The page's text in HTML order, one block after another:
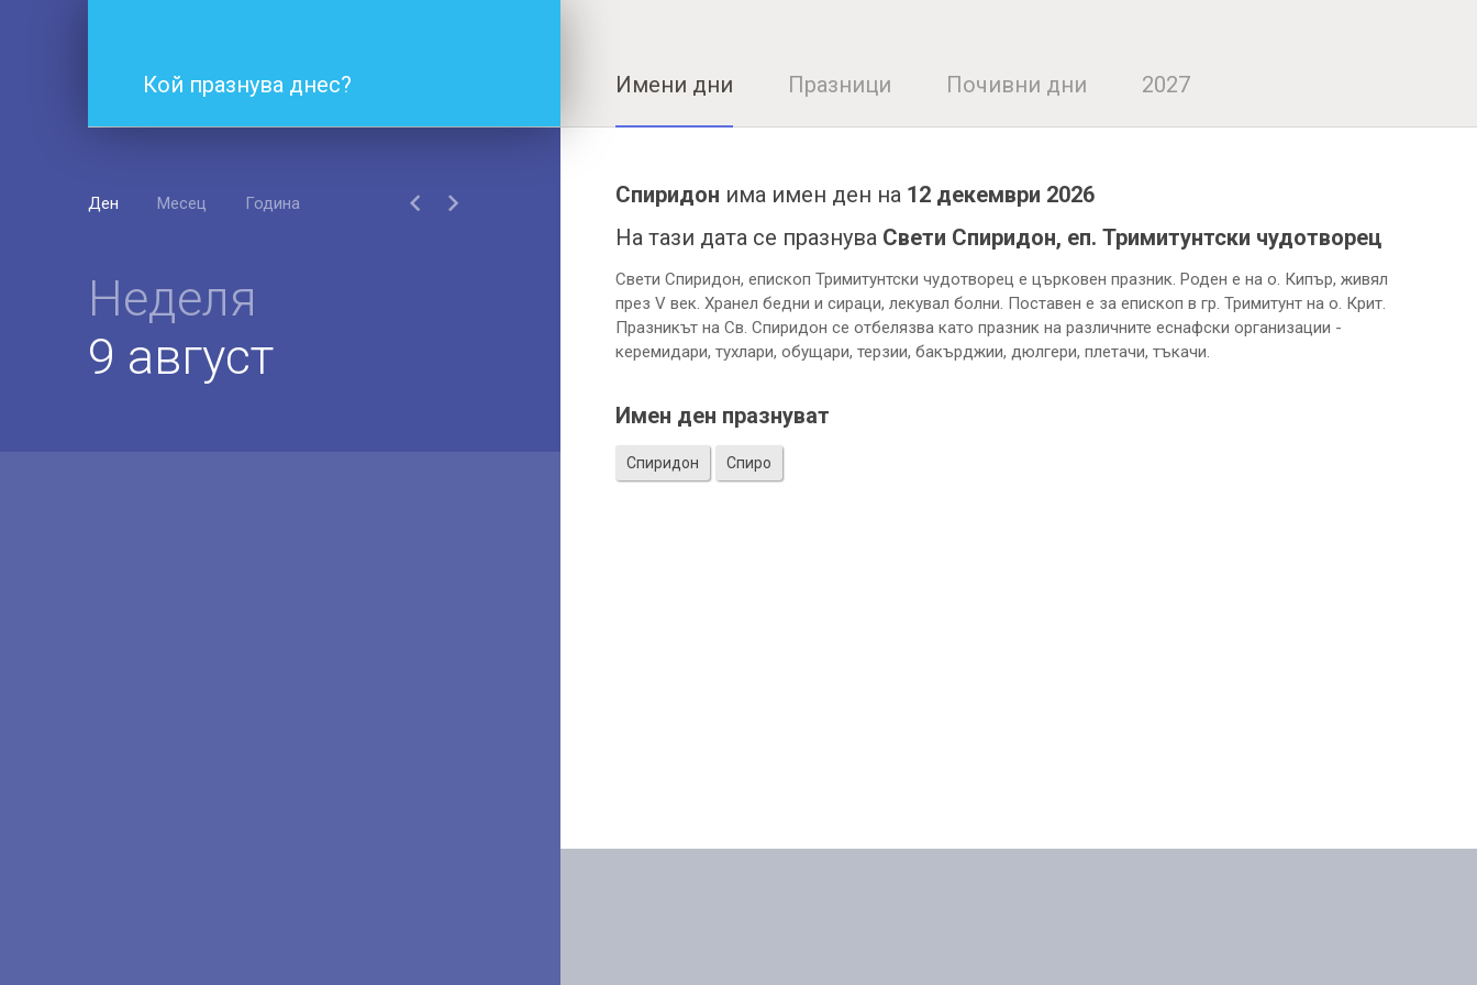
Кой празнува днес? Имени дни Празници Почивни дни 2027
Ден Месец Година
Неделя
9 август
Спиридон има имен ден на 12 декември 2026
На тази дата се празнува Свети Спиридон, еп. Тримитунтски чудотворец
Свети Спиридон, епископ Тримитунтски чудотворец е църковен празник. Роден е на о. Кипър, живял
през V век. Хранел бедни и сираци, лекувал болни. Поставен е за епископ в гр. Тримитунт на о. Крит.
Празникът на Св. Спиридон се отбелязва като празник на различните еснафски организации -
керемидари, тухлари, обущари, терзии, бакърджии, дюлгери, плетачи, тъкачи.
Имен ден празнуват
Спиридон Спиро